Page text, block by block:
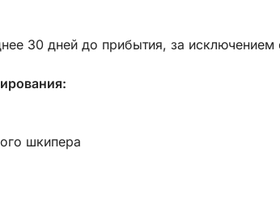
30 дней до прибытия, за исключением
шкипера